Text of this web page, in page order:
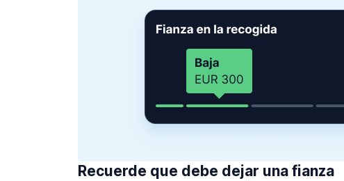
Recuerde que debe dejar una fianza